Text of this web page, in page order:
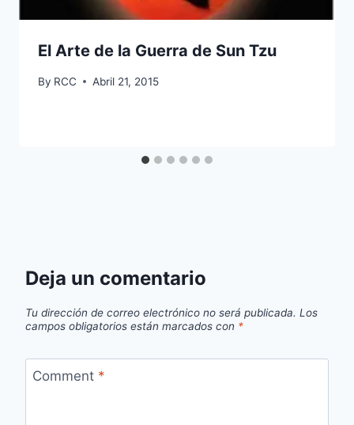
El Arte de la Guerra de Sun Tzu
By RCC Abril 21, 2015
Deja un comentario
Tu dirección de correo electrónico no será publicada. Los
campos obligatorios están marcados con *
Comment *